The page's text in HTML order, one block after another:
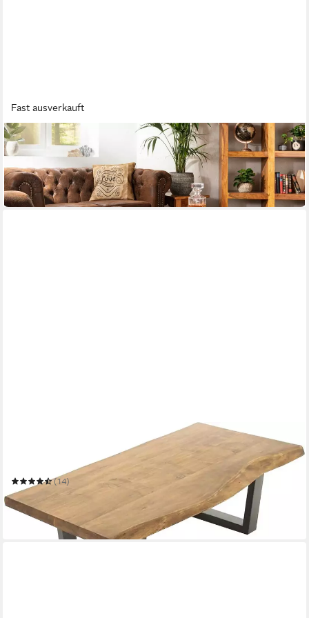
Fast ausverkauft
MASSIVMOEBEL24
Couchtisch OXFORD
120 x 40 x 75 cm B/H/T
399,90 €
in 6-7 Werktagen bei dir
B/H/T
(14)
241,07 € UVP 319,99 €
-25%
in 9-11 Werktagen bei dir